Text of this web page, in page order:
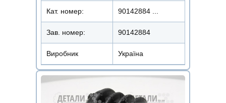
Кат. номер: 90142884 ...
Зав. номер: 90142884
Виробник Україна